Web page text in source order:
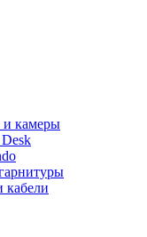
и камеры
кабели